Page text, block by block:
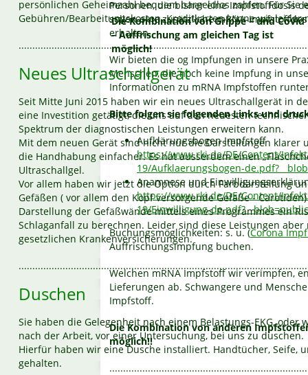
Die Kombination von Grippe – und Covid
– Auffrischung am gleichen Tag ist
möglich!
Personen, die bisher eine Impfstoffdosis
sollen eine zusätzliche mRNA-
erhalten.
Wir bieten die og Impfungen in unsere
Menschen, die noch keine Impfung in
Informationen zu mRNA Impfstoffen
Bitte folgen sie folgenden Links und
Aufklärungsbogen Impfstoff
https://www.rki.de/DE/Content/
19/Aufklaerungsbogen-
Anamnese und
https://www.rki.de/DE/Content/
19/Einwilligung-
Buchungsmöglichkeiten: s. u. (Corona
Auffrischungsimpfung buchen.
Welchen mRNA Impfstoff wir verimpfen,
Lieferungen ab. Schwangere und
Impfstoff.
Die Kombination von anderen
möglich!!
.......
persönlichen Geheimzahl bequem bargeldlos zahlen. Für Sie
Gebühren/Bearbeitungskosten. Kreditkarten könne wir leider
Neues Ultraschallgerät
Seit Mitte Juni 2015 haben wir ein neues Ultraschallgerät in
eine Investition getätigt, die uns auf den neuesten
Spektrum der diagnostischen Leistungen erweitern kann.
Mit dem neuen Gerät sind nicht nur die Darstellungen klarer
die Handhabung einfacher. Es hat ausserdem einen
Ultraschallgel.
Vor allem haben wir jetzt die Option durch Farbdarstellung
Gefäßen ( vor allem den Kopf versorgende Gefäße -
Darstellung der Gefäßwände mittels eines Programmes ein
Schlaganfall zu berechnen. Leider sind diese Leistungen
gesetzlichen Krankenversicherungen.
Duschen
Sie haben die Gelegenheit nach einem Belastungs-EKG, oder
nach der Arbeit, vor einer Untersuchung, bei uns zu duschen.
Hierfür haben wir eine Dusche installiert. Handtücher, Seife,
gehalten.